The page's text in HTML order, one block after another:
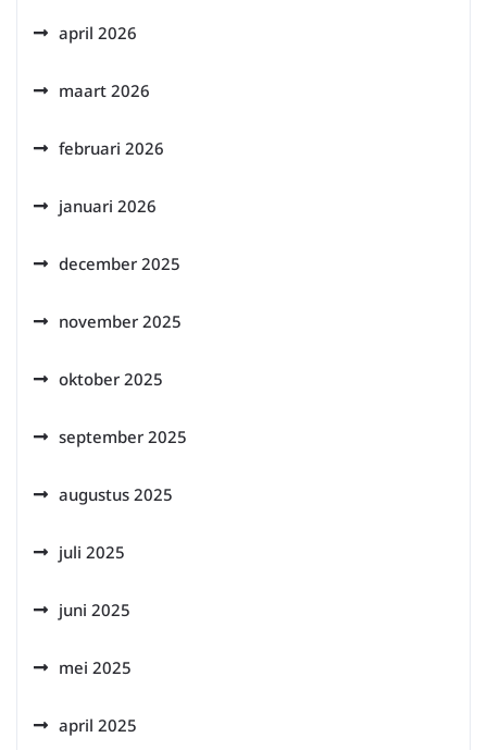
april 2026
maart 2026
februari 2026
januari 2026
december 2025
november 2025
oktober 2025
september 2025
augustus 2025
juli 2025
juni 2025
mei 2025
april 2025